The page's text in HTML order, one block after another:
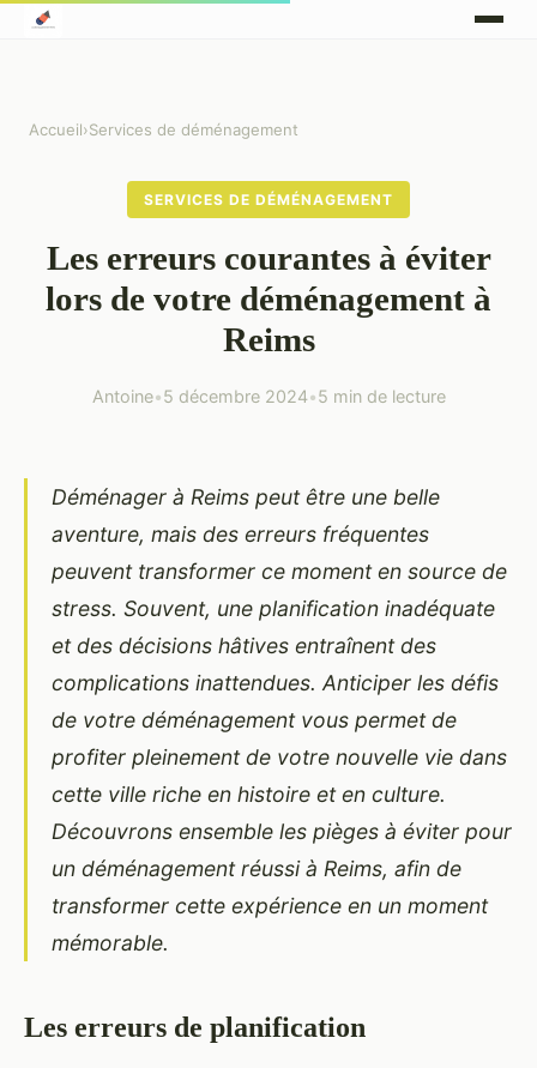
Accueil›Services de déménagement
SERVICES DE DÉMÉNAGEMENT
Les erreurs courantes à éviter
lors de votre déménagement à
Reims
Antoine•5 décembre 2024•5 min de lecture
Déménager à Reims peut être une belle
aventure, mais des erreurs fréquentes
peuvent transformer ce moment en source de
stress. Souvent, une planification inadéquate
et des décisions hâtives entraînent des
complications inattendues. Anticiper les défis
de votre déménagement vous permet de
profiter pleinement de votre nouvelle vie dans
cette ville riche en histoire et en culture.
Découvrons ensemble les pièges à éviter pour
un déménagement réussi à Reims, afin de
transformer cette expérience en un moment
mémorable.
Les erreurs de planification